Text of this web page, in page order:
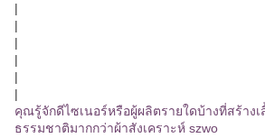
|
|
|
|
|
|
คุณรู้จักดีไซเนอร์หรือผู้ผลิตรายใดบ้างที่สร้างเ
ธรรมชาติมากกว่าผ้าสังเคราะห์ szwo